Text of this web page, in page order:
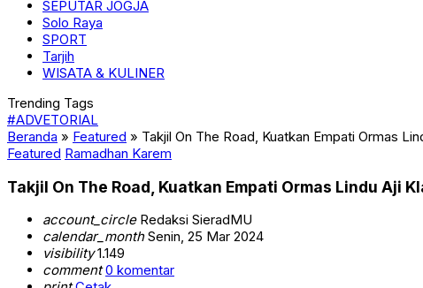
SEPUTAR JOGJA
Solo Raya
SPORT
Tarjih
WISATA & KULINER
Trending Tags
#ADVETORIAL
Beranda » Featured » Takjil On The Road, Kuatkan Empati Ormas
Featured Ramadhan Karem
Takjil On The Road, Kuatkan Empati Ormas Lindu Aji
account_circleRedaksi SieradMU
calendar_monthSenin, 25 Mar 2024
visibility1.149
comment 0 komentar